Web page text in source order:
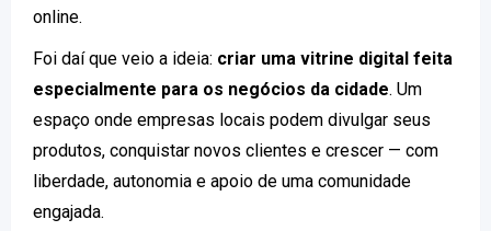
online.
Foi daí que veio a ideia: criar uma vitrine digital feita
especialmente para os negócios da cidade. Um
espaço onde empresas locais podem divulgar seus
produtos, conquistar novos clientes e crescer — com
liberdade, autonomia e apoio de uma comunidade
engajada.